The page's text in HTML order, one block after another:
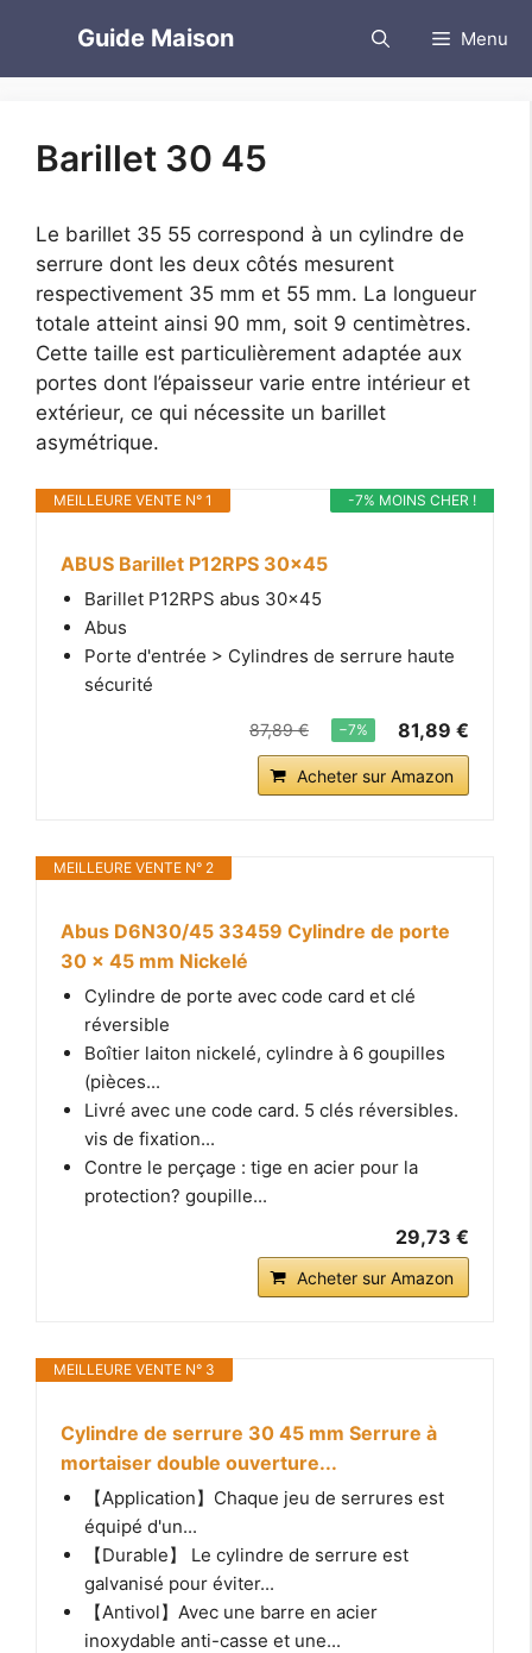
contenu
Guide Maison Menu
Barillet 30 45
Le barillet 35 55 correspond à un cylindre de
serrure dont les deux côtés mesurent
respectivement 35 mm et 55 mm. La longueur
totale atteint ainsi 90 mm, soit 9 centimètres.
Cette taille est particulièrement adaptée aux
portes dont l’épaisseur varie entre intérieur et
extérieur, ce qui nécessite un barillet
asymétrique.
-7% MOINS CHER !
MEILLEURE VENTE N° 1
ABUS Barillet P12RPS 30x45
Barillet P12RPS abus 30x45
Abus
Porte d'entrée > Cylindres de serrure haute
sécurité
87,89 € −7% 81,89 €
Acheter sur Amazon
MEILLEURE VENTE N° 2
Abus D6N30/45 33459 Cylindre de porte
30 x 45 mm Nickelé
Cylindre de porte avec code card et clé
réversible
Boîtier laiton nickelé, cylindre à 6 goupilles
(pièces...
Livré avec une code card. 5 clés réversibles.
vis de fixation...
Contre le perçage : tige en acier pour la
protection? goupille...
29,73 €
Acheter sur Amazon
MEILLEURE VENTE N° 3
Cylindre de serrure 30 45 mm Serrure à
mortaiser double ouverture...
【Application】Chaque jeu de serrures est
équipé d'un...
【Durable】 Le cylindre de serrure est
galvanisé pour éviter...
【Antivol】Avec une barre en acier
inoxydable anti-casse et une...